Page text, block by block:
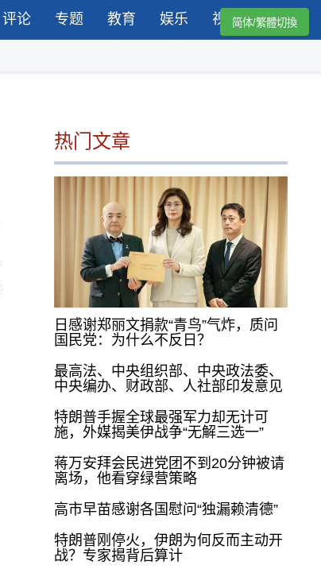
评论 专题 教育 娱乐 视频简体/繁體切換
热门文章
日感谢郑丽文捐款“青鸟”气炸，质问
国民党：为什么不反日？
最高法、中央组织部、中央政法委、
中央编办、财政部、人社部印发意见
特朗普手握全球最强军力却无计可
施，外媒揭美伊战争“无解三选一”
蒋万安拜会民进党团不到20分钟被请
离场，他看穿绿营策略
高市早苗感谢各国慰问“独漏赖清德”
特朗普刚停火，伊朗为何反而主动开
战？专家揭背后算计